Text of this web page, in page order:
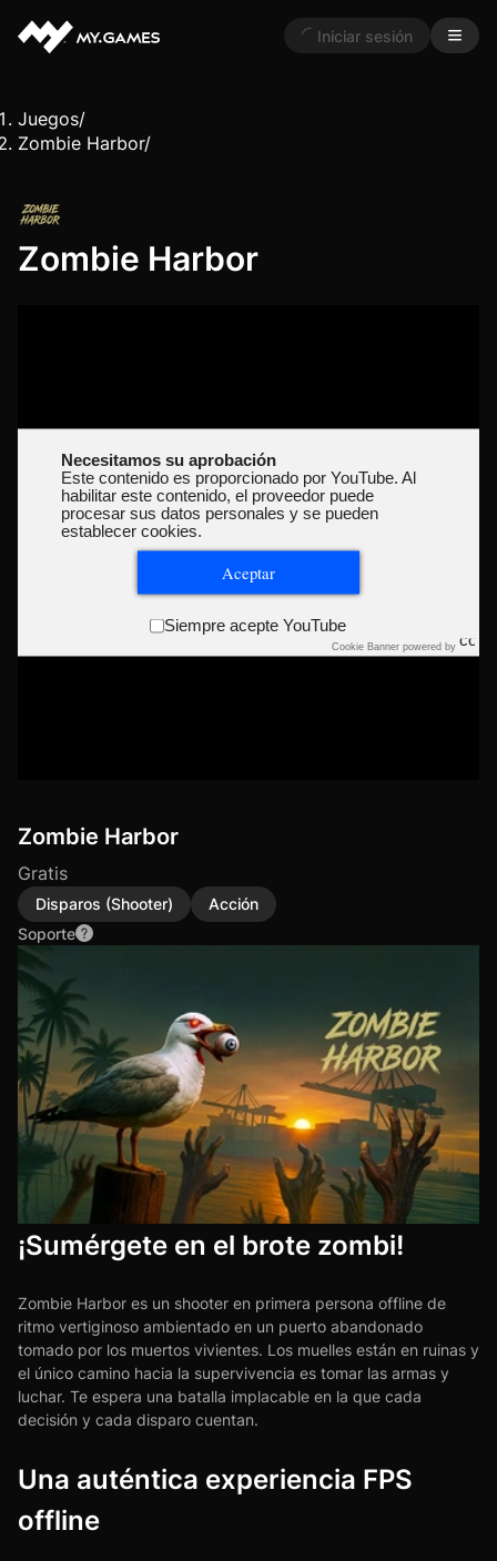
Iniciar sesión
Juegos/
Zombie Harbor/
Zombie Harbor
Necesitamos su aprobación
Este contenido es proporcionado por YouTube. Al
habilitar este contenido, el proveedor puede
procesar sus datos personales y se pueden
establecer cookies.
Aceptar
Siempre acepte YouTube
Cookie Banner powered by
Zombie Harbor
Gratis
Disparos (Shooter)
Acción
Soporte
¡Sumérgete en el brote zombi!
Zombie Harbor es un shooter en primera persona offline de
ritmo vertiginoso ambientado en un puerto abandonado
tomado por los muertos vivientes. Los muelles están en ruinas y
el único camino hacia la supervivencia es tomar las armas y
luchar. Te espera una batalla implacable en la que cada
decisión y cada disparo cuentan.
Una auténtica experiencia FPS
offline